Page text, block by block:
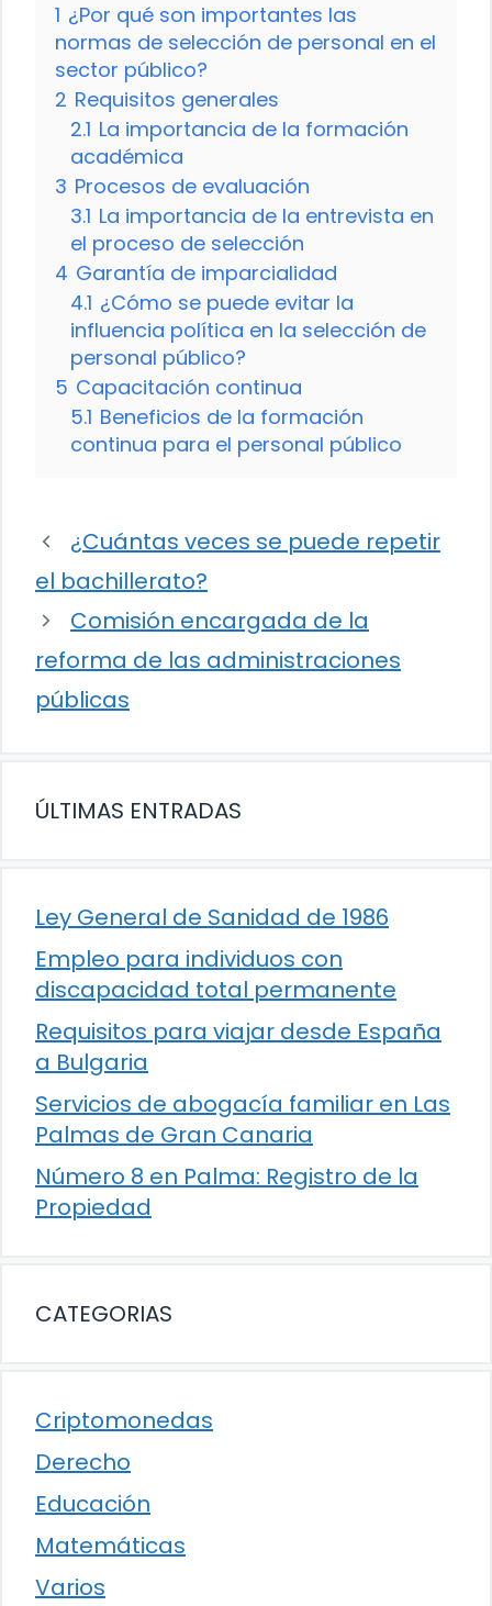
1 ¿Por qué son importantes las
normas de selección de personal en el
sector público?
2 Requisitos generales
2.1 La importancia de la formación
académica
3 Procesos de evaluación
3.1 La importancia de la entrevista en
el proceso de selección
4 Garantía de imparcialidad
4.1 ¿Cómo se puede evitar la
influencia política en la selección de
personal público?
5 Capacitación continua
5.1 Beneficios de la formación
continua para el personal público
¿Cuántas veces se puede repetir
el bachillerato?
Comisión encargada de la
reforma de las administraciones
públicas
ÚLTIMAS ENTRADAS
Ley General de Sanidad de 1986
Empleo para individuos con
discapacidad total permanente
Requisitos para viajar desde España
a Bulgaria
Servicios de abogacía familiar en Las
Palmas de Gran Canaria
Número 8 en Palma: Registro de la
Propiedad
CATEGORIAS
Criptomonedas
Derecho
Educación
Matemáticas
Varios